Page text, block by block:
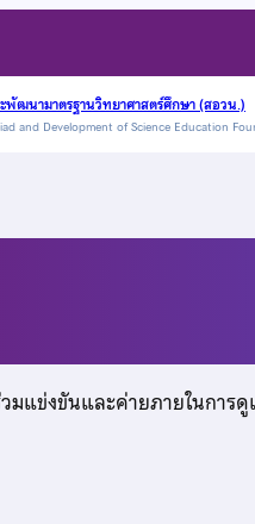
พัฒนามาตรฐานวิทยาศาสตร์ศึกษา (สอวน.)
and Development of Science Education
มแข่งขันและค่ายภายในการ